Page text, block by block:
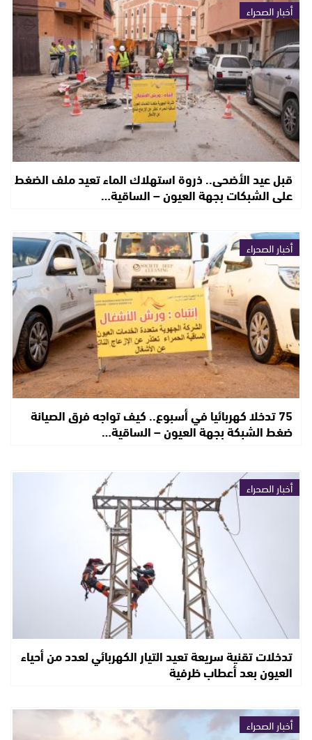
أخبار الصحراء
قبل عيد الأضحى.. ذروة استهلاك الماء تعيد ملف الضغط
على الشبكات بجهة العيون – الساقية…
أخبار الصحراء
75 تدخلا كهربائيا في أسبوع.. كيف تواجه فرق الصيانة
ضغط الشبكة بجهة العيون – الساقية…
أخبار الصحراء
تدخلات تقنية سريعة تعيد التيار الكهربائي لعدد من أحياء
العيون بعد أعطاب ظرفية
أخبار الصحراء